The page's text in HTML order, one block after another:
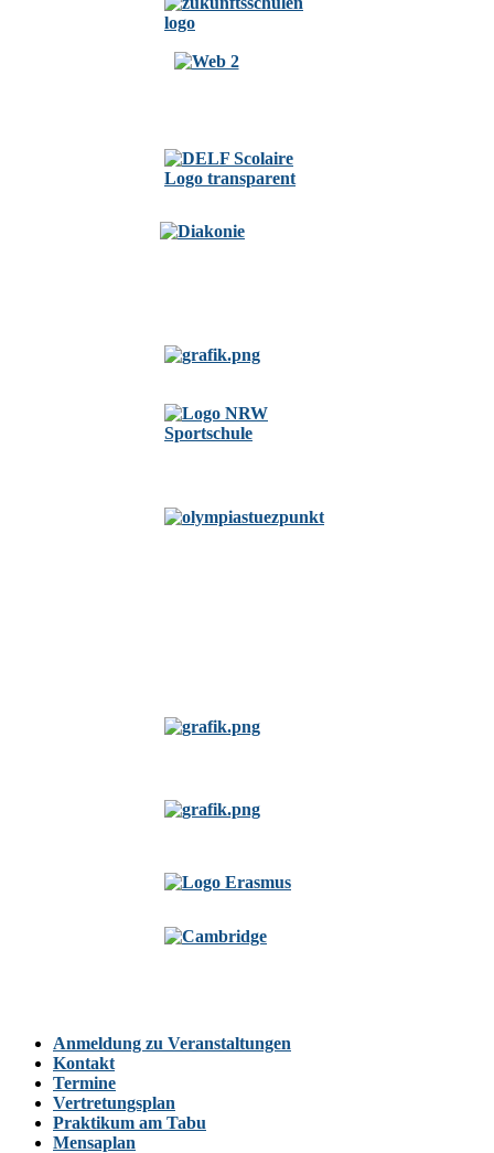
Anmeldung zu Veranstaltungen
Kontakt
Termine
Vertretungsplan
Praktikum am Tabu
Mensaplan